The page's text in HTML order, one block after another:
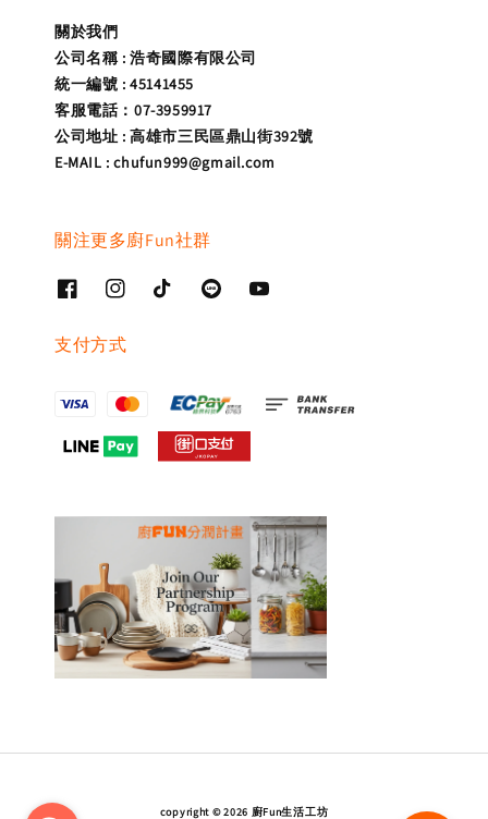
關於我們
公司名稱 : 浩奇國際有限公司
統一編號 : 45141455
客服電話：07-3959917
公司地址 : 高雄市三民區鼎山街392號
E-MAIL : chufun999@gmail.com
關注更多廚Fun社群
支付方式
copyright © 2026 廚Fun生活工坊